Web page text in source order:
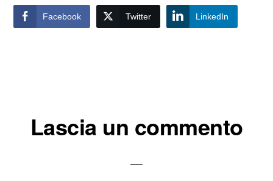
Facebook Twitter LinkedIn
Interazioni
Lascia un commento